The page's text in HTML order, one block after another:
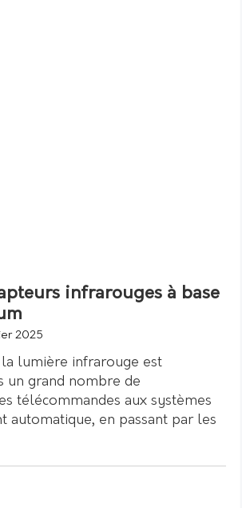
infrarouges à base
2025
la lumière infrarouge est
un grand nombre de
télécommandes aux systèmes
automatique, en passant par les